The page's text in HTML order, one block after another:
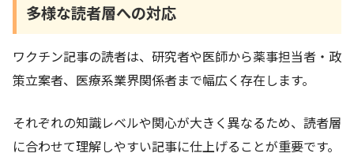
多様な読者層への対応
ワクチン記事の読者は、研究者や医師から薬事担当者・政
策立案者、医療系業界関係者まで幅広く存在します。
それぞれの知識レベルや関心が大きく異なるため、読者層
に合わせて理解しやすい記事に仕上げることが重要です。